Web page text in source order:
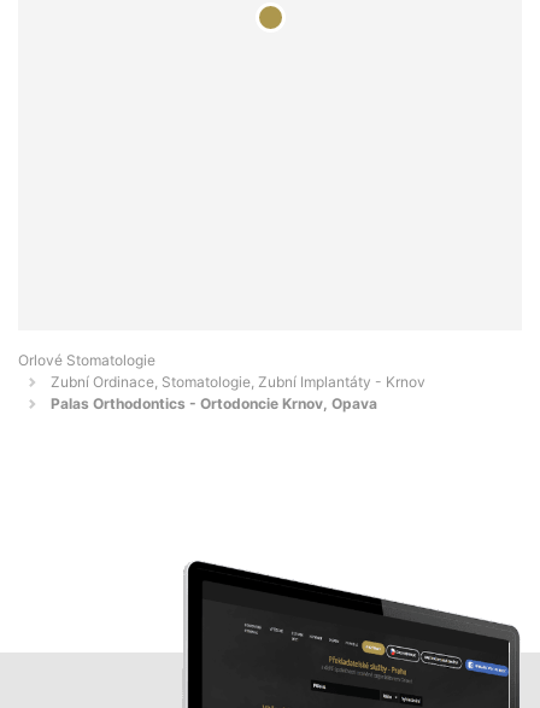
Orlové Stomatologie
Zubní Ordinace, Stomatologie, Zubní Implantáty - Krnov
Palas Orthodontics - Ortodoncie Krnov, Opava